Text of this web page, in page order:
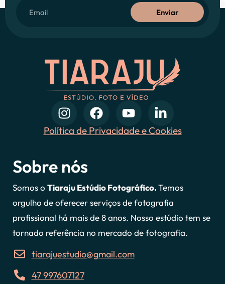
Enviar
Política de Privacidade e Cookies
Sobre nós
Somos o Tiaraju Estúdio Fotográfico.Temos
orgulho de oferecer serviços de fotografia
profissional há mais de 8 anos. Nosso estúdio tem se
tornado referência no mercado de fotografia.
tiarajuestudio@gmail.com
47 997607127